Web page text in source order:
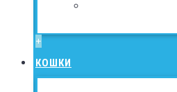
+
КОШКИ